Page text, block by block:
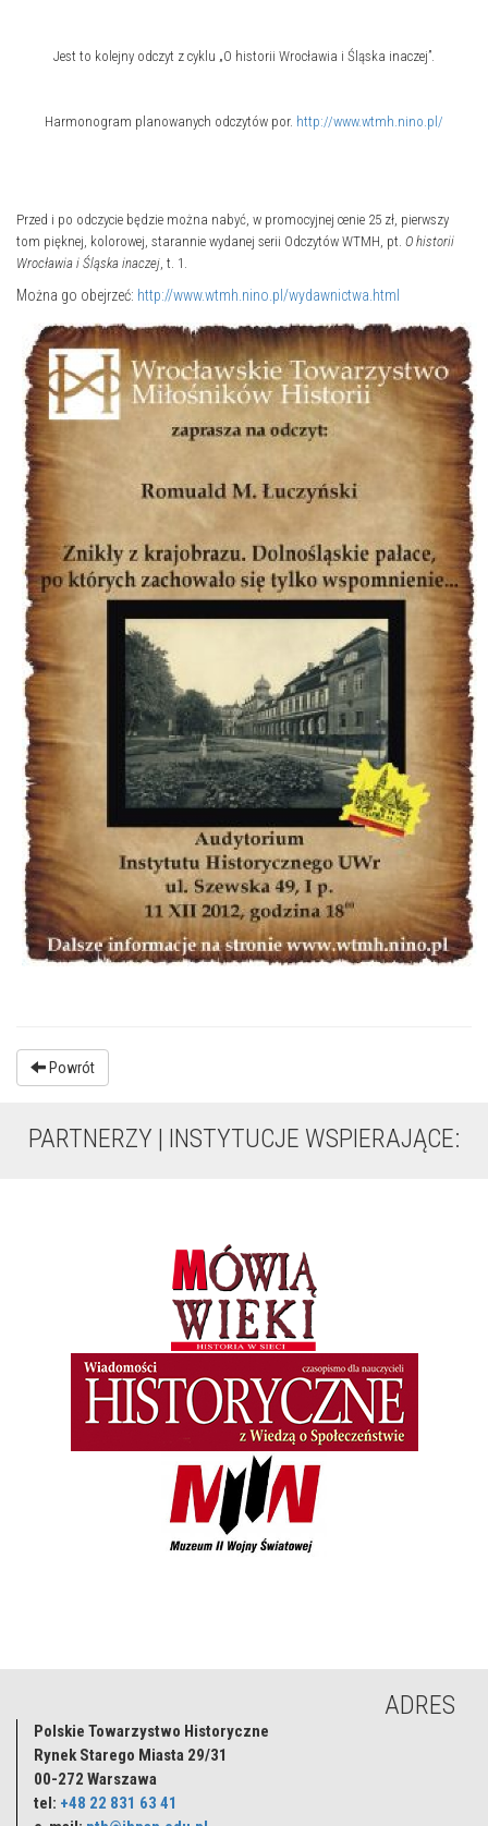
Jest to kolejny odczyt z cyklu „O historii Wrocławia i Śląska inaczej”.
Harmonogram planowanych odczytów por. http://www.wtmh.nino.pl/
Przed i po odczycie będzie można nabyć, w promocyjnej cenie 25 zł, pierwszy
tom pięknej, kolorowej, starannie wydanej serii Odczytów WTMH, pt. O historii
Wrocławia i Śląska inaczej, t. 1.
Można go obejrzeć: http://www.wtmh.nino.pl/wydawnictwa.html
Powrót
PARTNERZY | INSTYTUCJE WSPIERAJĄCE:
ADRES
Polskie Towarzystwo Historyczne
Rynek Starego Miasta 29/31
00-272 Warszawa
tel: +48 22 831 63 41